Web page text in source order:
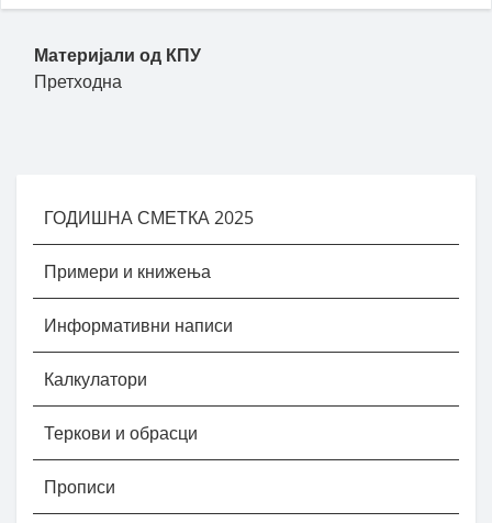
Пост навигација
Материјали од КПУ
Претходна
ГОДИШНА СМЕТКА 2025
Примери и книжења
Информативни написи
Калкулатори
Теркови и обрасци
Прописи